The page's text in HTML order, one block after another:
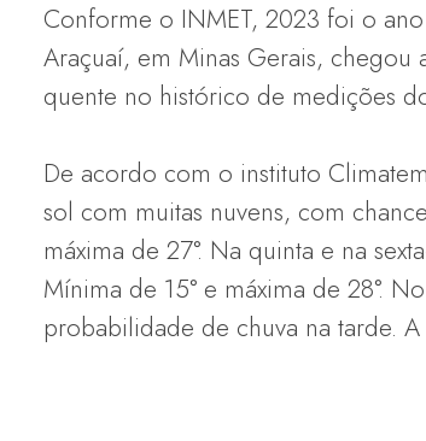
Conforme o INMET, 2023 foi o
Araçuaí, em Minas Gerais,
quente no histórico de medições
De acordo com o instituto
sol com muitas nuvens, com
máxima de 27°. Na quinta e na
Mínima de 15° e máxima de 28°.
probabilidade de chuva na tarde. A